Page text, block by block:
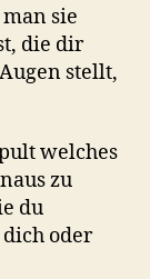
sie
die dir
stellt,
welches
zu
du
oder